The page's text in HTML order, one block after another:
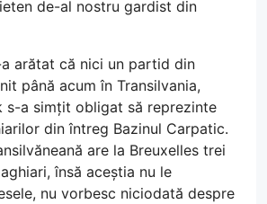
de-al nostru gardist din
arătat că nici un partid din
până acum în Transilvania,
s-a simțit obligat să reprezinte
din întreg Bazinul Carpatic.
are la Breuxelles trei
însă aceștia nu le
nu vorbesc niciodată despre